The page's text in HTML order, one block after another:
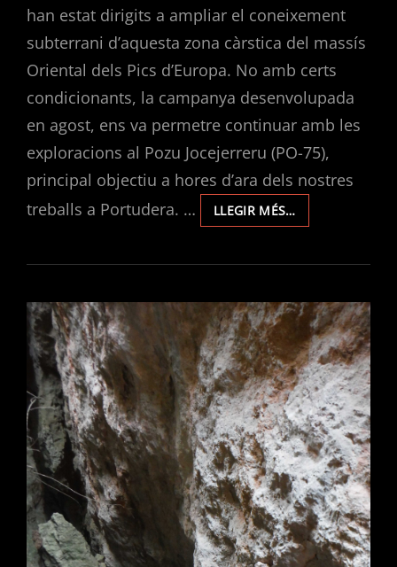
han estat dirigits a ampliar el coneixement
subterrani d’aquesta zona càrstica del massís
Oriental dels Pics d’Europa. No amb certs
condicionants, la campanya desenvolupada
en agost, ens va permetre continuar amb les
exploracions al Pozu Jocejerreru (PO-75),
principal objectiu a hores d’ara dels nostres
treballs a Portudera. …
LLEGIR MÉS…EXPLORACIONS
EN
2024.